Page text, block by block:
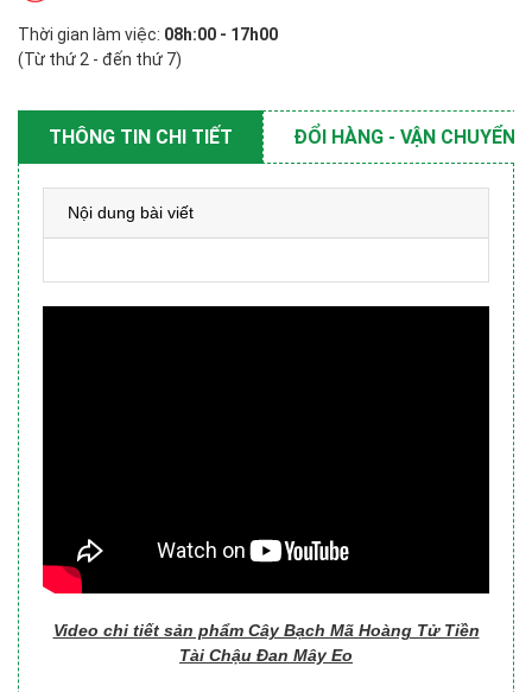
Thời gian làm việc: 08h:00 - 17h00
(Từ thứ 2 - đến thứ 7)
THÔNG TIN CHI TIẾT ĐỔI HÀNG - VẬN CHUYỂN
Nội dung bài viết
Video chi tiết sản phẩm Cây Bạch Mã Hoàng Tử Tiền
Tài Chậu Đan Mây Eo